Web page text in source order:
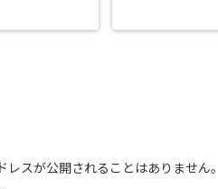
レスが公開されることはありません。